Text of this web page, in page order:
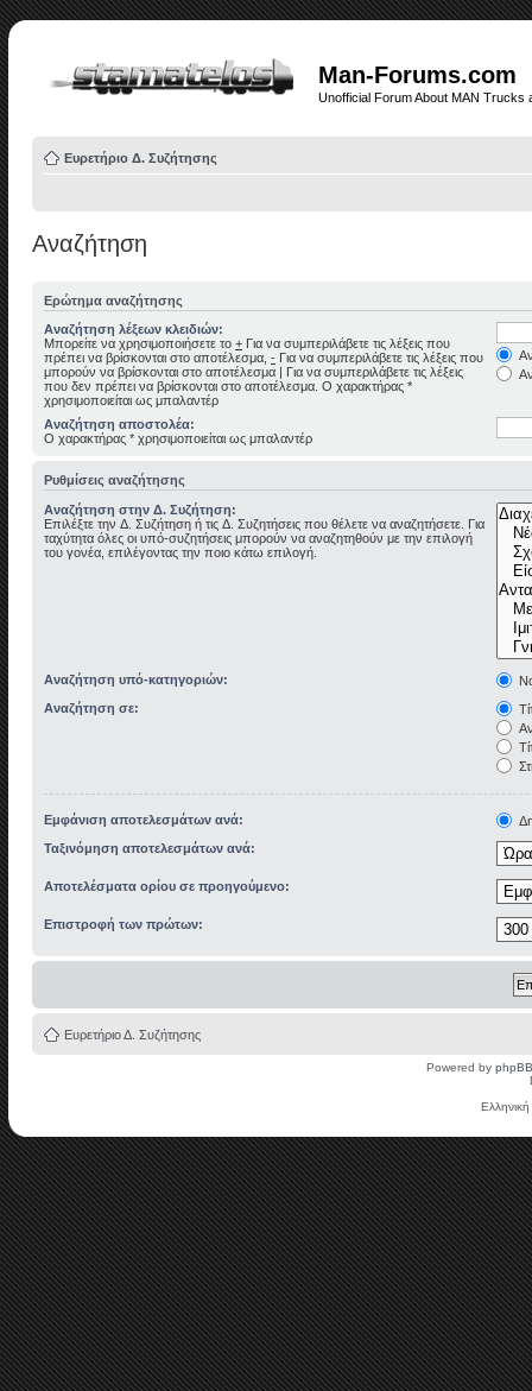
Man-Forums.com
Unofficial Forum About MAN Trucks
Ευρετήριο Δ. Συζήτησης
Αναζήτηση
Ερώτημα αναζήτησης
Αναζήτηση λέξεων κλειδιών:
Μπορείτε να χρησιμοποιήσετε το + Για να συμπεριλάβετε τις λέξεις που
πρέπει να βρίσκονται στο αποτέλεσμα, - Για να συμπεριλάβετε τις λέξεις που
μπορούν να βρίσκονται στο αποτέλεσμα | Για να συμπεριλάβετε τις λέξεις
που δεν πρέπει να βρίσκονται στο αποτέλεσμα. Ο χαρακτήρας *
χρησιμοποιείται ως μπαλαντέρ
Αναζήτηση αποστολέα:
Ο χαρακτήρας * χρησιμοποιείται ως μπαλαντέρ
Ρυθμίσεις αναζήτησης
Αναζήτηση στην Δ. Συζήτηση:
Επιλέξτε την Δ. Συζήτηση ή τις Δ. Συζητήσεις που θέλετε να αναζητήσετε. Για
ταχύτητα όλες οι υπό-συζητήσεις μπορούν να αναζητηθούν με την επιλογή
του γονέα, επιλέγοντας την ποιο κάτω επιλογή.
Αναζήτηση υπό-κατηγοριών:
Αναζήτηση σε:
Εμφάνιση αποτελεσμάτων ανά:
Ταξινόμηση αποτελεσμάτων ανά:
Αποτελέσματα ορίου σε προηγούμενο:
Επιστροφή των πρώτων:
Ευρετήριο Δ. Συζήτησης
Powered by